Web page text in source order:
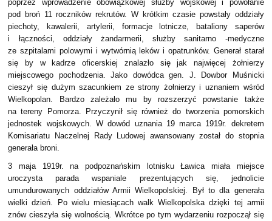
poprzez wprowadzenie obowiązkowej służby wojskowej i powołanie
pod broń 11 roczników rekrutów. W krótkim czasie powstały oddziały
piechoty, kawalerii, artylerii, formacje lotnicze, bataliony saperów
i łączności, oddziały żandarmerii, służby sanitarno -medyczne
ze szpitalami polowymi i wytwórnią leków i opatrunków. Generał starał
się by w kadrze oficerskiej znalazło się jak najwięcej żołnierzy
miejscowego pochodzenia. Jako dowódca gen. J. Dowbor Muśnicki
cieszył się dużym szacunkiem ze strony żołnierzy i uznaniem wśród
Wielkopolan. Bardzo zależało mu by rozszerzyć powstanie także
na tereny Pomorza. Przyczynił się również do tworzenia pomorskich
jednostek wojskowych. W dowód uznania 19 marca 1919r. dekretem
Komisariatu Naczelnej Rady Ludowej awansowany został do stopnia
generała broni.
3 maja 1919r. na podpoznańskim lotnisku Ławica miała miejsce
uroczysta parada wspaniale prezentujących się, jednolicie
umundurowanych oddziałów Armii Wielkopolskiej. Był to dla generała
wielki dzień. Po wielu miesiącach walk Wielkopolska dzięki tej armii
znów cieszyła się wolnością. Wkrótce po tym wydarzeniu rozpoczął się